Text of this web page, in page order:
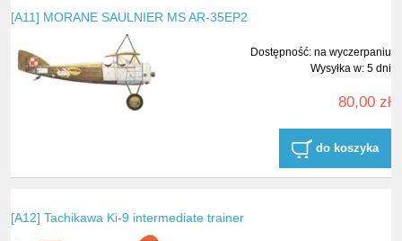
[A11] MORANE SAULNIER MS AR-35EP2
Dostępność: na wyczerpaniu
Wysyłka w: 5 dni
80,00 zł
do koszyka
[A12] Tachikawa Ki-9 intermediate trainer